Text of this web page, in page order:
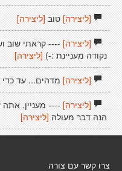
[ליצירה]טוב[ליצירה]
[ליצירה]---- קראתי שוב
נקודה מעניינת :-) [ליצירה]
[ליצירה]מדהים... עד כדי
[ליצירה]---- מעניין. אתה
הנה דבר מעולה [ליצירה]
צרו קשר עם צורה